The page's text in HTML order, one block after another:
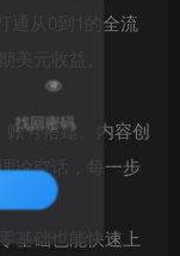
通从0到1的全流
元收益。
号搭建、内容创
论空话，每一步
基础也能快速上
找回密码